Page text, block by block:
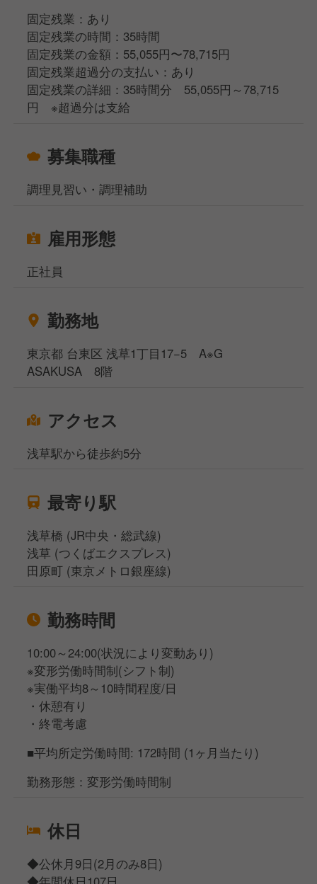
固定残業：あり
固定残業の時間：35時間
固定残業の金額：55,055円〜78,715円
固定残業超過分の支払い：あり
固定残業の詳細：35時間分 55,055円～78,715
円 ※超過分は支給
募集職種
調理見習い・調理補助
雇用形態
正社員
勤務地
東京都 台東区 浅草1丁目17−5 A※G
ASAKUSA 8階
アクセス
浅草駅から徒歩約5分
最寄り駅
浅草橋 (JR中央・総武線)
浅草 (つくばエクスプレス)
田原町 (東京メトロ銀座線)
勤務時間
10:00～24:00(状況により変動あり)
※変形労働時間制(シフト制)
※実働平均8～10時間程度/日
・休憩有り
・終電考慮
■平均所定労働時間: 172時間 (1ヶ月当たり)
勤務形態：変形労働時間制
休日
◆公休月9日(2月のみ8日)